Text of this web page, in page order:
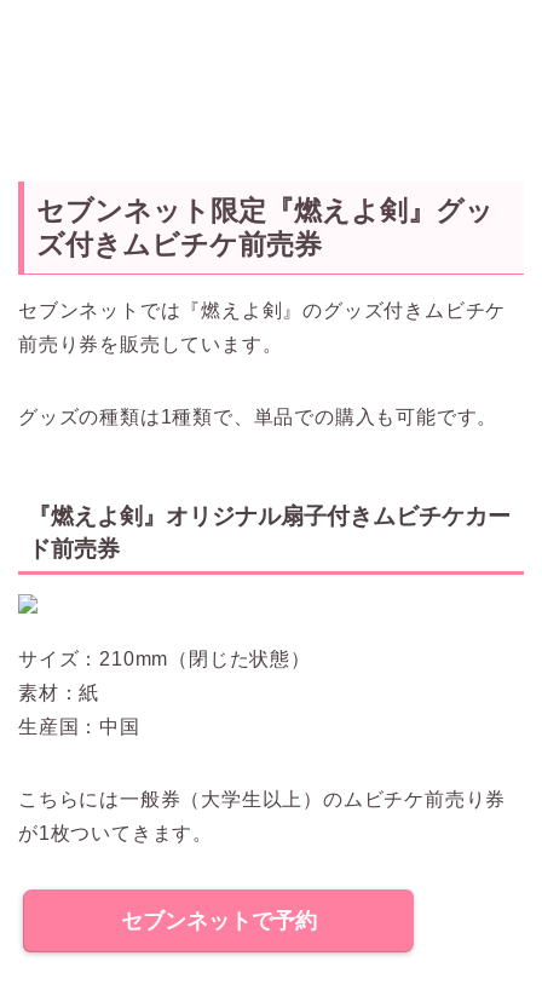
セブンネット限定『燃えよ剣』グッ
ズ付きムビチケ前売券
セブンネットでは『燃えよ剣』のグッズ付きムビチケ
前売り券を販売しています。
グッズの種類は1種類で、単品での購入も可能です。
『燃えよ剣』オリジナル扇子付きムビチケカー
ド前売券
サイズ：210mm（閉じた状態）
素材：紙
生産国：中国
こちらには一般券（大学生以上）のムビチケ前売り券
が1枚ついてきます。
セブンネットで予約